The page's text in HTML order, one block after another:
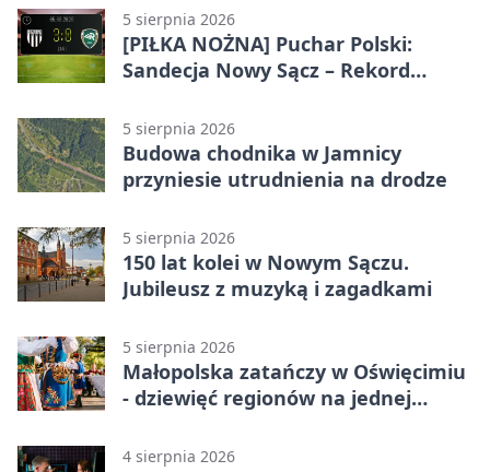
5 sierpnia 2026
[PIŁKA NOŻNA] Puchar Polski:
Sandecja Nowy Sącz – Rekord
5 sierpnia 2026
Budowa chodnika w Jamnicy
przyniesie utrudnienia na drodze
5 sierpnia 2026
150 lat kolei w Nowym Sączu.
Jubileusz z muzyką i zagadkami
5 sierpnia 2026
Małopolska zatańczy w Oświęcimiu
- dziewięć regionów na jednej
4 sierpnia 2026